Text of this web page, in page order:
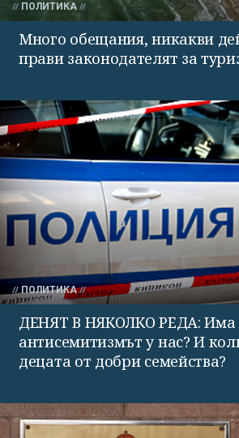
ПОЛИТИКА
Много обещания, никакви
прави законодателят за
ПОЛИТИКА
ДЕНЯТ В НЯКОЛКО РЕДА: Има
антисемитизмът у нас? И
децата от добри семейства?